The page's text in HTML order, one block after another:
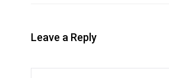
Leave a Reply